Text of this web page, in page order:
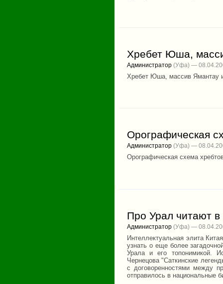
Хребет Юша,
Администратор (Уфа) —
Хребет Юша, массив Ямантау
Орографическая
Администратор (Уфа) —
Орографическая схема
Про Урал читают
Администратор (Уфа) —
Интеллектуальная элита
узнать о еще более
Урала и его топонимикой.
Чернецова "Саткинские
с договоренностями между
отправилось в национальные